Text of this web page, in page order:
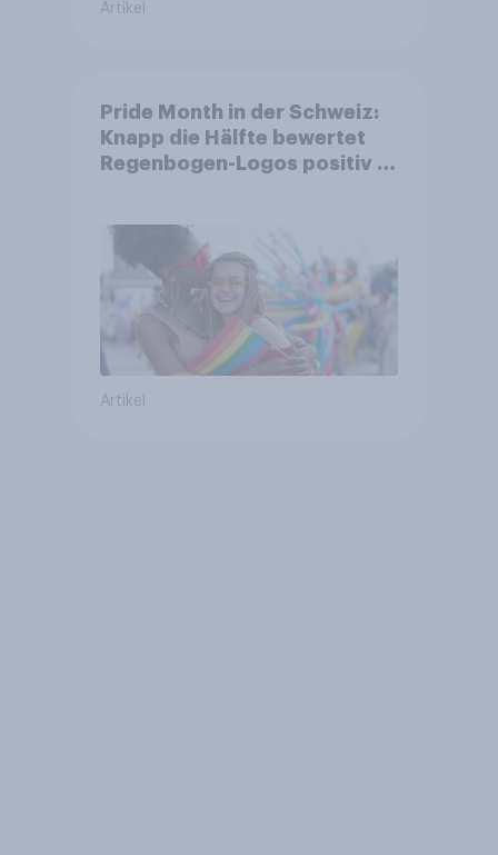
Artikel
Pride Month in der Schweiz:
Knapp die Hälfte bewertet
Regenbogen-Logos positiv –
Artikel